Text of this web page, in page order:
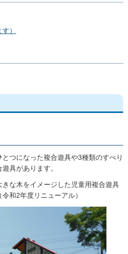
）
つになった複合遊具や3種類のすべり
具があります。
な木をイメージした児童用複合遊具
和2年度リニューアル）